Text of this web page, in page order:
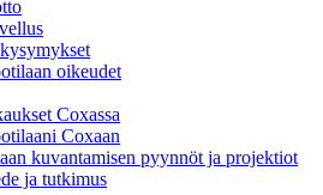
oikeudet
Coxassa
Coxaan
kuvantamisen pyynnöt ja projektiot
ja tutkimus